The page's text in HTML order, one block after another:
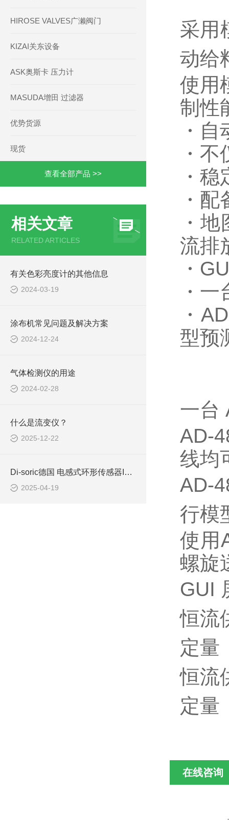
HIROSE VALVES广濑阀门
KIZAI关东设备
ASK奥斯卡 压力计
MASUDA增田 过滤器
优势货源
现货
查看全部产品 >>
相关文章
RELATED ARTICLES
有关色彩亮度计的其他信息
2024-03-19
涂布机常见问题及解决方案
2024-12-24
气体检测仪的用途
2024-02-28
什么是流变仪？
2025-12-22
Di-soric德国 电感式环形传感器IRB 10 NS-B3
2025-04-19
采用
动给
使用
制性
・
・
・
・
・
流排
・
・
・
型预
一台
AD-
线均
AD-
行模
使用
螺旋
GUI
恒流
定量
恒流
定量
在线咨询